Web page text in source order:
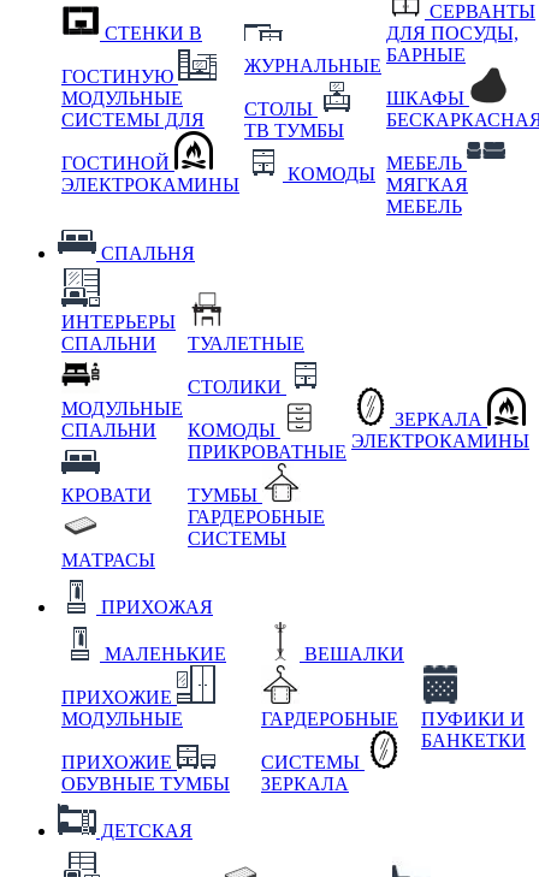
СТЕНКИ В
ГОСТИНУЮ
МОДУЛЬНЫЕ
СИСТЕМЫ ДЛЯ
ГОСТИНОЙ
ЭЛЕКТРОКАМИНЫ
ЖУРНАЛЬНЫЕ
СТОЛЫ
ТВ ТУМБЫ
КОМОДЫ
СЕРВАНТЫ
ДЛЯ ПОСУДЫ,
БАРНЫЕ
ШКАФЫ
МЕБЕЛЬ
МЯГКАЯ
МЕБЕЛЬ
СПАЛЬНЯ
ИНТЕРЬЕРЫ
СПАЛЬНИ
МОДУЛЬНЫЕ
СПАЛЬНИ
КРОВАТИ
МАТРАСЫ
ТУАЛЕТНЫЕ
СТОЛИКИ
КОМОДЫ
ПРИКРОВАТНЫЕ
ТУМБЫ
ГАРДЕРОБНЫЕ
СИСТЕМЫ
ЗЕРКАЛА
ЭЛЕКТРОКАМИНЫ
ПРИХОЖАЯ
МАЛЕНЬКИЕ
ПРИХОЖИЕ
МОДУЛЬНЫЕ
ПРИХОЖИЕ
ОБУВНЫЕ ТУМБЫ
ВЕШАЛКИ
ГАРДЕРОБНЫЕ
СИСТЕМЫ
ЗЕРКАЛА
ПУФИКИ И
БАНКЕТКИ
ДЕТСКАЯ